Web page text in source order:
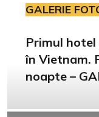
GALERIE
Primul hotel
în Vietnam.
noapte –